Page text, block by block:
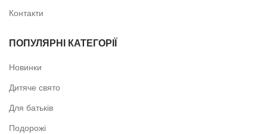
Контакти
ПОПУЛЯРНІ КАТЕГОРІЇ
Новинки
Дитяче свято
Для батьків
Подорожі